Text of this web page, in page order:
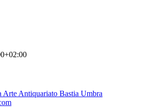
Antiquariato Bastia Umbra